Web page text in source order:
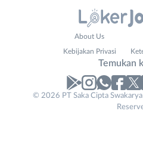
No. Telp /
About Us
Kebijakan Privasi
Temukan
© 2026 PT Saka Cipta